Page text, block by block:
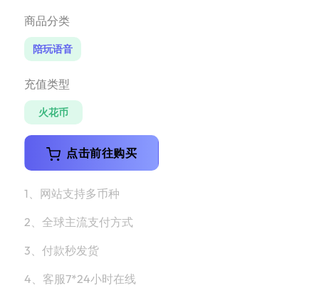
商品分类
陪玩语音
充值类型
火花币
点击前往购买
1、网站支持多币种
2、全球主流支付方式
3、付款秒发货
4、客服7*24小时在线